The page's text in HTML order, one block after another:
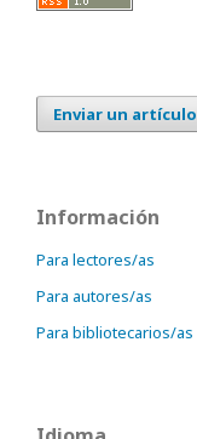
Enviar un artículo
Información
Para lectores/as
Para autores/as
Para bibliotecarios/as